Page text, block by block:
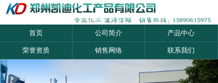
首页 公司简介 产品中心
荣誉资质 销售网络 联系我们
资讯
搜索